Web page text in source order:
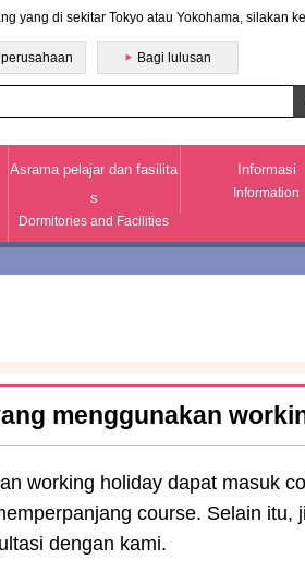
yang di sekitar Tokyo atau Yokohama, silakan
Fukabori Gakuen College of
Bagi lulusan
Asrama pelajar dan fasilita
s
Dormitories and Facilities
Informasi
Information
menggunakan
working holiday dapat masuk
course. Selain itu,
dengan kami.